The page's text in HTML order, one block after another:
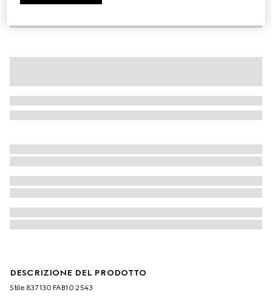
DESCRIZIONE DEL PRODOTTO
Stile ‎837130 FAB10 2543